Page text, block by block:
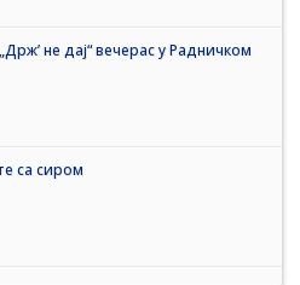
не дај“ вечерас у Радничком
са сиром